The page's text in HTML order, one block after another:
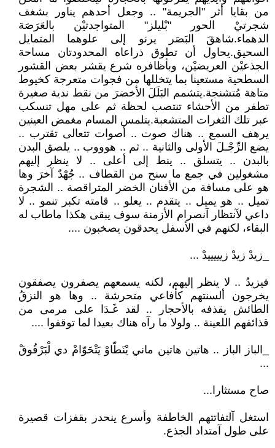
من بقايا أثر "الجريمة" .. وجعل أحدهم يناور بشغف
شجرتيْ الحور "بْليلز" المتواجدتيْن بالعَرَصَة
الدهماء.شاهقَ البَصَر يرنو إلى علوهما المتمايل
السحيق.يحاول أن تطوق ذراعاه المحدودتان مساحة
الجذعيْن العريضيْن، وبأظافره شرع يقشر بعض القشور
السطحية مستعينا بما يتخللها من فجوات متعرجة كخيوط
متاهة مُتشنجة.يتشمم البَلَلَ الأخضرَ من نقط ندية صغيرة
تطفر من الأحشاء تنتصب لحظة ثم على مهل تنسكب
عبر تلك الثغرات المتشعبة.يتلمس المسام مغمض العينين
يرهف السمع .. هناك صوت .. أصوات تتعالى تقترب ..
يضع الرِّجْـلَ الأولى والثانية .. ثم .. هوووب .. يلصق البدن
بالبدن .. يتسلق .. ينط إلى أعلى .. لا ينظر إليهم
مشغولين في جمع ما سنح من القطاف .. جُهْدٌ آخرَ وها
هو على مسافة من الأفنان الخضر المتراقصة .. الشجرة
تميل .. هو يميل .. يتقدم .. يعلو .. قامته تكبر تنمو .. لا
داعي لآنتظار آنصرام الأزمنة سوف يبقى هكذا ماطاب له
البقاء، لكنهم في الأسفل يحدقون يصخبون ....
_زيدْ زيدْ زيييييدْ ...
فيزيدُ .. لا ينظر إليهم، لكنه يسمعهم يصفرون يصفقون
يخرجون ألسنتهم كأفاعي متحرشة .. وها هو النزقُ
الطائش يقذفه بالأحجار .. لقد غَـدَا على مرمى من
قذائفهم اللعينة .. ولولا ما رآه هناك بعيدا لما توقفوا ....
_الباز الباز .. هاتين هاتين ماني يْنَطّاوْ يَتْحَوّامْ دي لْبَرْقُوقْ
...
صاح مستثارا...
استغل آلتفاتتهم الخاطفة وأسرع ينحدر بقفزات قصيرة
على طول آمتداد الجذع.